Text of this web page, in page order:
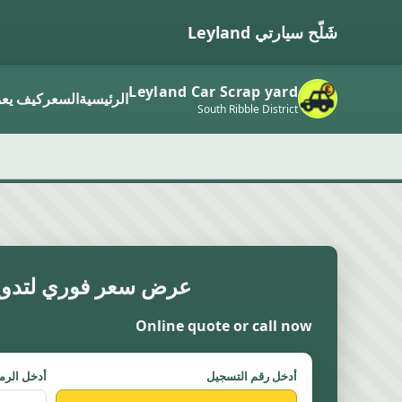
شَلّح سيارتي Leyland
Leyland Car Scrap yard
South Ribble District الرئيسيةالسعركيف
عرض سعر فوري
Online quote or call now
أدخل رقم التسجيل أدخل